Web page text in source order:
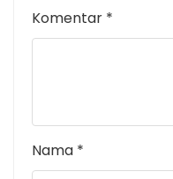
Komentar *
Nama *